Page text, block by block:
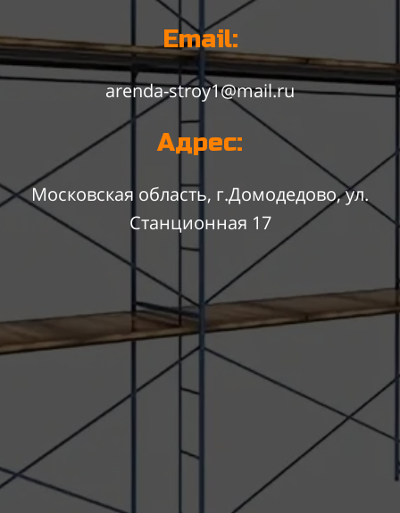
Email:
arenda-stroy1@mail.ru
Адрес:
Московская область, г.Домодедово, ул.
Станционная 17